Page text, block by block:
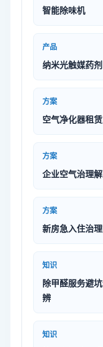
智能除味机
产品
纳米光触媒药剂
方案
空气净化器租
方案
企业空气治理
方案
新房急入住治
知识
除甲醛服务避
辨
知识